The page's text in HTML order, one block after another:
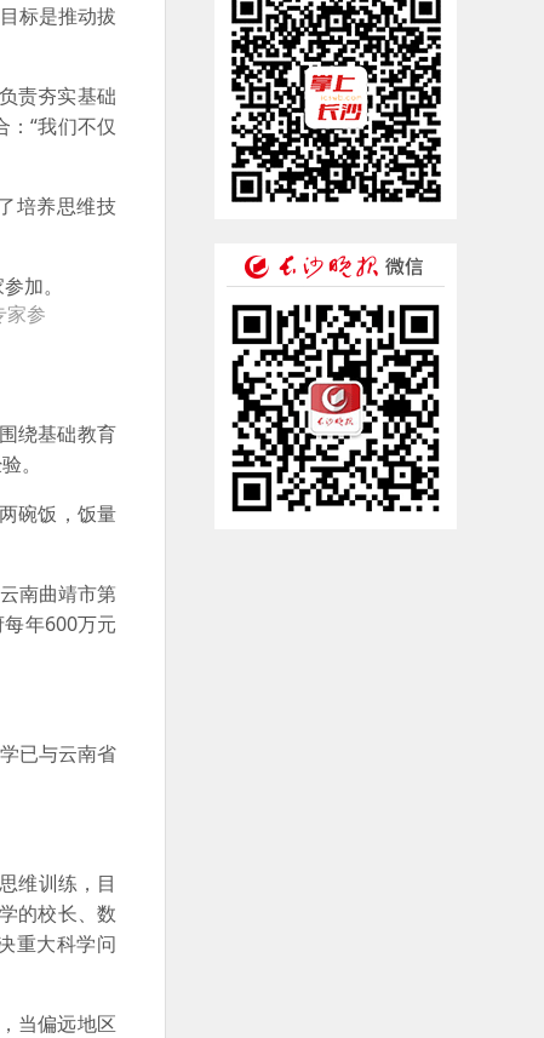
标是推动拔
责夯实基础
“我们不仅
培养思维技
家参
绕基础教育
。
碗饭，饭量
南曲靖市第
年600万元
已与云南省
维训练，目
的校长、数
重大科学问
当偏远地区